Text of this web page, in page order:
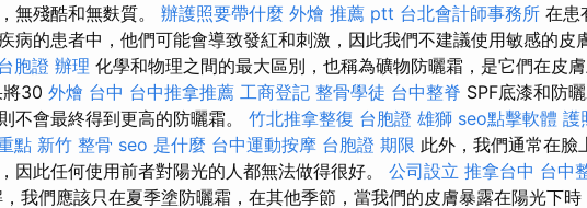
無殘酷和無麩質。 辦護照要帶什麼 外燴 推薦 ptt 台北會計師事務所 在患
病的患者中，他們可能會導致發紅和刺激，因此我們不建議使用敏感的皮
胞證 辦理 化學和物理之間的最大區別，也稱為礦物防曬霜，是它們在皮
將30 外燴 台中 台中推拿推薦 工商登記 整骨學徒 台中整脊 SPF底漆和防
不會最終得到更高的防曬霜。 竹北推拿整復 台胞證 雄獅 seo點擊軟體 護
點 新竹 整骨 seo 是什麼 台中運動按摩 台胞證 期限 此外，我們通常在臉
因此任何使用前者對陽光的人都無法做得很好。 公司設立 推拿台中 台中
我們應該只在夏季塗防曬霜，在其他季節，當我們的皮膚暴露在陽光下時